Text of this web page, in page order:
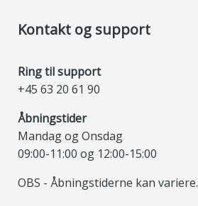
Kontakt og support
Ring til support
+45 63 20 61 90
Åbningstider
Mandag og Onsdag
09:00-11:00 og 12:00-15:00
OBS - Åbningstiderne kan variere.